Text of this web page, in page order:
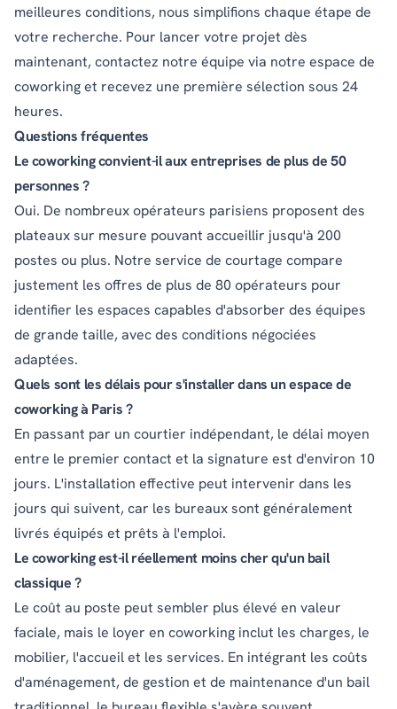
meilleures conditions, nous simplifions chaque étape de
votre recherche. Pour lancer votre projet dès
maintenant, contactez notre équipe via notre espace de
coworkinget recevez une première sélection sous 24
heures.
Questions fréquentes
Le coworking convient-il aux entreprises de plus de 50
personnes ?
Oui. De nombreux opérateurs parisiens proposent des
plateaux sur mesure pouvant accueillir jusqu'à 200
postes ou plus. Notre service de courtage compare
justement les offres de plus de 80 opérateurs pour
identifier les espaces capables d'absorber des équipes
de grande taille, avec des conditions négociées
adaptées.
Quels sont les délais pour s'installer dans un espace de
coworking à Paris ?
En passant par un courtier indépendant, le délai moyen
entre le premier contact et la signature est d'environ 10
jours. L'installation effective peut intervenir dans les
jours qui suivent, car les bureaux sont généralement
livrés équipés et prêts à l'emploi.
Le coworking est-il réellement moins cher qu'un bail
classique ?
Le coût au poste peut sembler plus élevé en valeur
faciale, mais le loyer en coworking inclut les charges, le
mobilier, l'accueil et les services. En intégrant les coûts
d'aménagement, de gestion et de maintenance d'un bail